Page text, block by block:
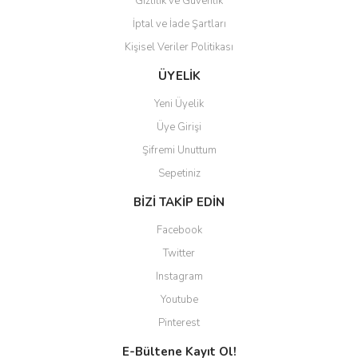
Gönder
İptal ve İade Şartları
Kişisel Veriler Politikası
ÜYELİK
Yeni Üyelik
Üye Girişi
Şifremi Unuttum
Sepetiniz
BİZİ TAKİP EDİN
Facebook
Twitter
Instagram
Youtube
Pinterest
E-Bültene Kayıt Ol!